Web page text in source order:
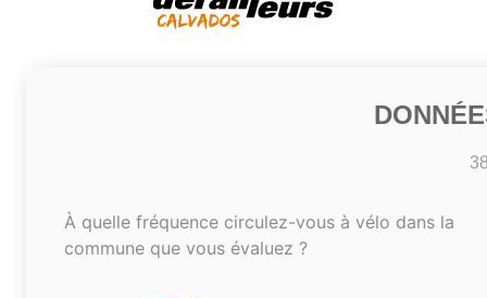
À quelle fréquence circulez-vous à vélo dans la
commune que vous évaluez ?